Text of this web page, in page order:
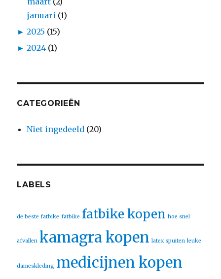
januari (1)
► 2025 (15)
► 2024 (1)
CATEGORIEËN
Niet ingedeeld (20)
LABELS
de beste fatbike fatbike fatbike kopen hoe snel
afvallen kamagra kopen latex spuiten leuke
dameskleding medicijnen kopen